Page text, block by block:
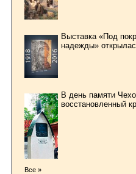
Выставка «Под
надежды»
В день памяти
восстановленный
Все »